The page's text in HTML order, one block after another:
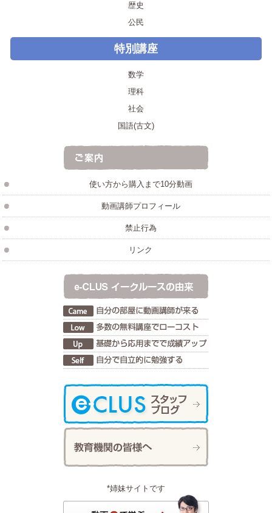
歴史
公民
特別講座
数学
理科
社会
国語(古文)
使い方から購入まで10分動画
動画講師プロフィール
禁止行為
リンク
*姉妹サイトです